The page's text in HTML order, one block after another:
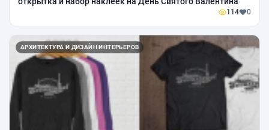
114 0
АРХИТЕКТУРА И ДИЗАЙН ИНТЕРЬЕРОВ